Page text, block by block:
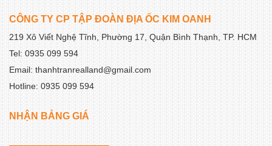
CÔNG TY CP TẬP ĐOÀN ĐỊA ỐC KIM OANH
219 Xô Viết Nghệ Tĩnh, Phường 17, Quận Bình Thạnh, TP. HCM
Tel: 0935 099 594
Email: thanhtranrealland@gmail.com
Hotline: 0935 099 594
NHẬN BẢNG GIÁ